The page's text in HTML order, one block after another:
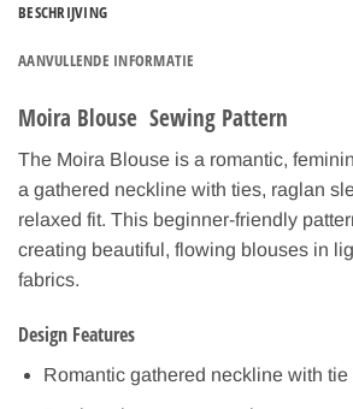
BESCHRIJVING
AANVULLENDE INFORMATIE
Moira Blouse Sewing Pattern
The Moira Blouse is a romantic,
a gathered neckline with ties, raglan
relaxed fit. This beginner-friendly
creating beautiful, flowing blouses in
fabrics.
Design Features
Romantic gathered neckline with tie